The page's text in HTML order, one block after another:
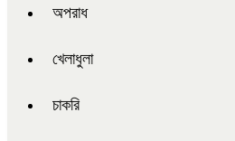
অপরাধ
খেলাধুলা
চাকরি